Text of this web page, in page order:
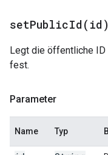
setPublicId( id)
Legt die öffentliche ID
fest.
Parameter
Name Typ